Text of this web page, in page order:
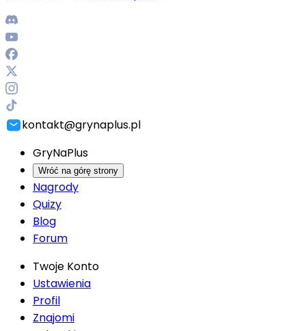
kontakt@grynaplus.pl
GryNaPlus
Wróć na górę strony
Nagrody
Quizy
Blog
Forum
Twoje Konto
Ustawienia
Profil
Znajomi